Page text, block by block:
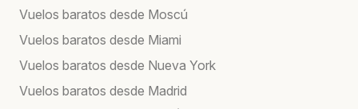
Vuelos baratos desde Moscú
Vuelos baratos desde Miami
Vuelos baratos desde Nueva York
Vuelos baratos desde Madrid